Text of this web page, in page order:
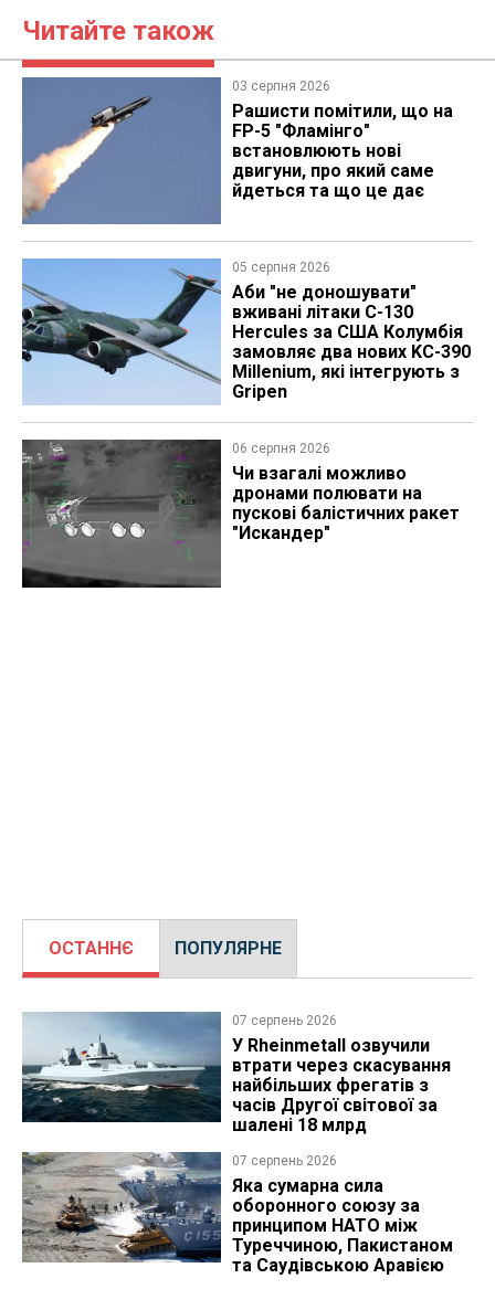
Читайте також
03 серпня 2026
Рашисти помітили, що на
FP-5 "Фламінго"
встановлюють нові
двигуни, про який саме
йдеться та що це дає
05 серпня 2026
Аби "не доношувати"
вживані літаки C-130
Hercules за США Колумбія
замовляє два нових KC-390
Millenium, які інтегрують з
Gripen
06 серпня 2026
Чи взагалі можливо
дронами полювати на
пускові балістичних ракет
"Искандер"
ОСТАННЄ ПОПУЛЯРНЕ
07 серпень 2026
У Rheinmetall озвучили
втрати через скасування
найбільших фрегатів з
часів Другої світової за
шалені 18 млрд
07 серпень 2026
Яка сумарна сила
оборонного союзу за
принципом НАТО між
Туреччиною, Пакистаном
та Саудівською Аравією